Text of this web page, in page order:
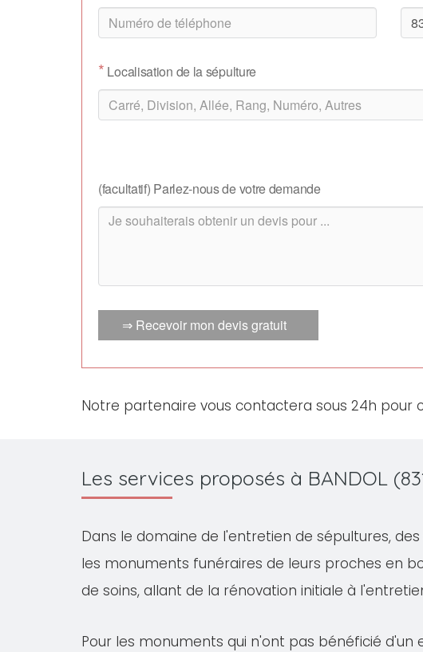
* Localisation de la sépulture
(facultatif) Parlez-nous de votre demande
⇒ Recevoir mon devis gratuit
Notre partenaire vous contactera sous 24h
Les services proposés à BANDOL
Dans le domaine de l'entretien de sépultures, des
les monuments funéraires de leurs proches en
de soins, allant de la rénovation initiale à
Pour les monuments qui n'ont pas bénéficié